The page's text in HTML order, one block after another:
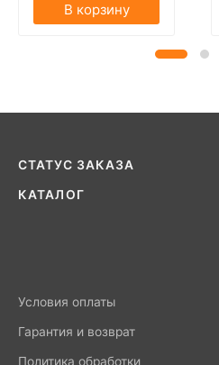
В корзину
СТАТУС ЗАКАЗА
КАТАЛОГ
Условия оплаты
Гарантия и возврат
Политика обработки